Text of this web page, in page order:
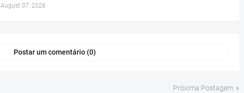
August 07, 2026
Postar um comentário (0)
Próxima Postagem